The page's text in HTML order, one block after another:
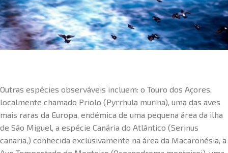
Outras espécies observáveis incluem: o Touro dos Açores,
localmente chamado Priolo (Pyrrhula murina), uma das aves
mais raras da Europa, endémica de uma pequena área da ilha
de São Miguel, a espécie Canária do Atlântico (Serinus
canaria,) conhecida exclusivamente na área da Macaronésia, a